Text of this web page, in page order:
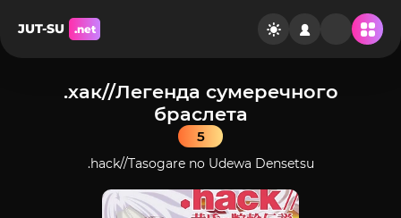
JUT-SU .net
.хак//Легенда сумеречного
браслета
5
.hack//Tasogare no Udewa Densetsu